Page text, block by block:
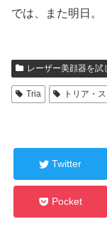
では、また明日。
レーザー美顔器を試
Tria トリア・
Twitter
Pocket